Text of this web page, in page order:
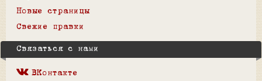
Новые страницы
Свежие правки
Связаться с нами
ВКонтакте